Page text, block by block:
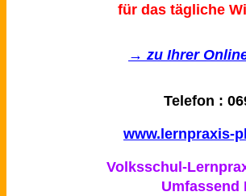
für das tägliche
→ zu Ihrer
Telefon :
www.lernpraxis-
Volksschul-
Umfassend